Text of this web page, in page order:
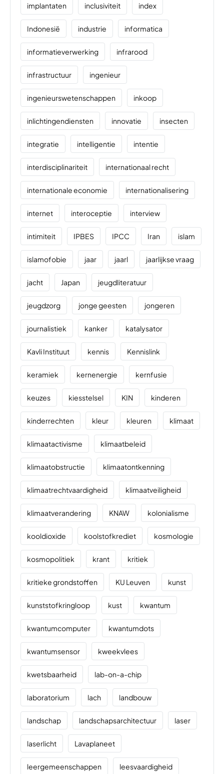
implantaten inclusiviteit index
Indonesië industrie informatica
informatieverwerking infrarood
infrastructuur ingenieur
ingenieurswetenschappen inkoop
inlichtingendiensten innovatie insecten
integratie intelligentie intentie
interdisciplinariteit internationaal recht
internationale economie internationalisering
internet interoceptie interview
intimiteit IPBES IPCC Iran islam
islamofobie jaar jaarl jaarlijkse vraag
jacht Japan jeugdliteratuur
jeugdzorg jonge geesten jongeren
journalistiek kanker katalysator
Kavli Instituut kennis Kennislink
keramiek kernenergie kernfusie
keuzes kiesstelsel KIN kinderen
kinderrechten kleur kleuren klimaat
klimaatactivisme klimaatbeleid
klimaatobstructie klimaatontkenning
klimaatrechtvaardigheid klimaatveiligheid
klimaatverandering KNAW kolonialisme
kooldioxide koolstofkrediet kosmologie
kosmopolitiek krant kritiek
kritieke grondstoffen KU Leuven kunst
kunststofkringloop kust kwantum
kwantumcomputer kwantumdots
kwantumsensor kweekvlees
kwetsbaarheid lab-on-a-chip
laboratorium lach landbouw
landschap landschapsarchitectuur laser
laserlicht Lavaplaneet
leergemeenschappen leesvaardigheid